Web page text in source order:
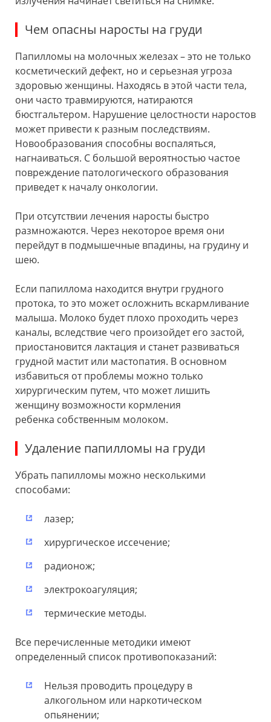
Чем опасны наросты на груди
Папилломы на молочных железах – это не только
косметический дефект, но и серьезная угроза
здоровью женщины. Находясь в этой части тела,
они часто травмируются, натираются
бюстгальтером. Нарушение целостности наростов
может привести к разным последствиям.
Новообразования способны воспаляться,
нагнаиваться. С большой вероятностью частое
повреждение патологического образования
приведет к началу онкологии.
При отсутствии лечения наросты быстро
размножаются. Через некоторое время они
перейдут в подмышечные впадины, на грудину и
шею.
Если папиллома находится внутри грудного
протока, то это может осложнить вскармливание
малыша. Молоко будет плохо проходить через
каналы, вследствие чего произойдет его застой,
приостановится лактация и станет развиваться
грудной мастит или мастопатия. В основном
избавиться от проблемы можно только
хирургическим путем, что может лишить
женщину возможности кормления
ребенка собственным молоком.
Удаление папилломы на груди
Убрать папилломы можно несколькими
способами:
лазер;
хирургическое иссечение;
радионож;
электрокоагуляция;
термические методы.
Все перечисленные методики имеют
определенный список противопоказаний:
Нельзя проводить процедуру в
алкогольном или наркотическом
опьянении;